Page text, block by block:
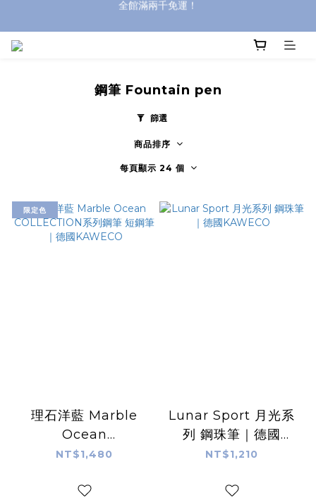
鋼筆 Fountain pen
篩選
商品排序
每頁顯示 24 個
限定色
理石洋藍 Marble
Ocean
COLLECTION系列鋼
KAWECO
NT$1,480
Lunar Sport 月光系
列 鋼珠筆｜德國
KAWECO
NT$1,210